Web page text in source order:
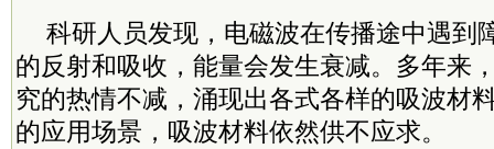
科研人员发现，电磁波在传播途中遇到
的反射和吸收，能量会发生衰减。多年来
究的热情不减，涌现出各式各样的吸波材
的应用场景，吸波材料依然供不应求。